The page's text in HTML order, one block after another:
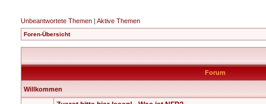
Unbeantwortete Themen | Aktive Themen
Foren-Übersicht
Forum
Willkommen